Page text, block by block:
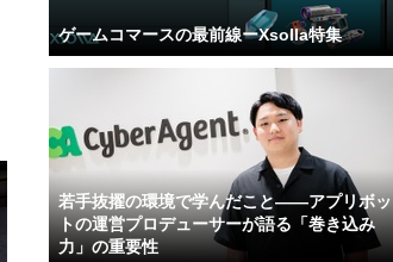
ゲームコマースの最前線ーXsolla特集
若手抜擢の環境で学んだこと――アプリボッ
トの運営プロデューサーが語る「巻き込み
力」の重要性